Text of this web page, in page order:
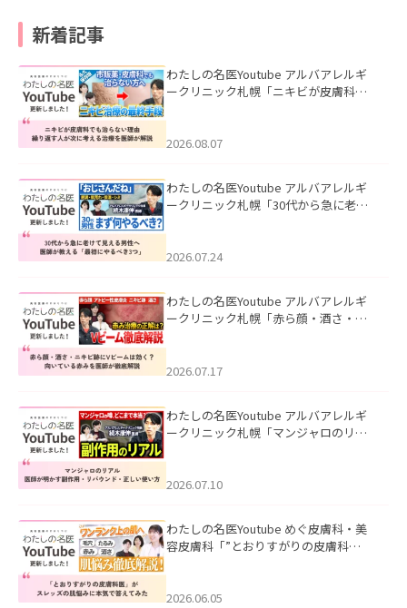
新着記事
わたしの名医Youtube アルバアレルギ
ークリニック札幌「ニキビが皮膚科で
ました。
2026.08.07
わたしの名医Youtube アルバアレルギ
ークリニック札幌「30代から急に老け
た。
2026.07.24
わたしの名医Youtube アルバアレルギ
ークリニック札幌「赤ら顔・酒さ・ニ
した。
2026.07.17
わたしの名医Youtube アルバアレルギ
ークリニック札幌「マンジャロのリア
た。
2026.07.10
わたしの名医Youtube めぐ皮膚科・美
容皮膚科「”とおりすがりの皮膚科
2026.06.05